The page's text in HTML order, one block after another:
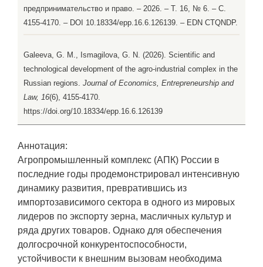
предпринимательство и право. – 2026. – Т. 16, № 6. – С.
4155-4170. – DOI 10.18334/epp.16.6.126139. – EDN CTQNDP.
Galeeva, G. M., Ismagilova, G. N. (2026). Scientific and
technological development of the agro-industrial complex in the
Russian regions. Journal of Economics, Entrepreneurship and
Law, 16(6), 4155-4170.
https://doi.org/10.18334/epp.16.6.126139
Аннотация:
Агропромышленный комплекс (АПК) России в
последние годы продемонстрировал интенсивную
динамику развития, превратившись из
импортозависимого сектора в одного из мировых
лидеров по экспорту зерна, масличных культур и
ряда других товаров. Однако для обеспечения
долгосрочной конкурентоспособности,
устойчивости к внешним вызовам необходима